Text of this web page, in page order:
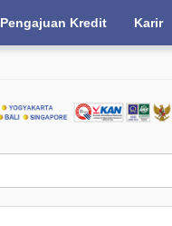
Pengajuan Kredit Karir